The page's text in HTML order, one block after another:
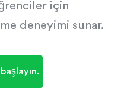
için
deneyimi sunar.